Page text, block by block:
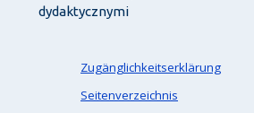
dydaktycznymi
Zugänglichkeitserklärung
Seitenverzeichnis